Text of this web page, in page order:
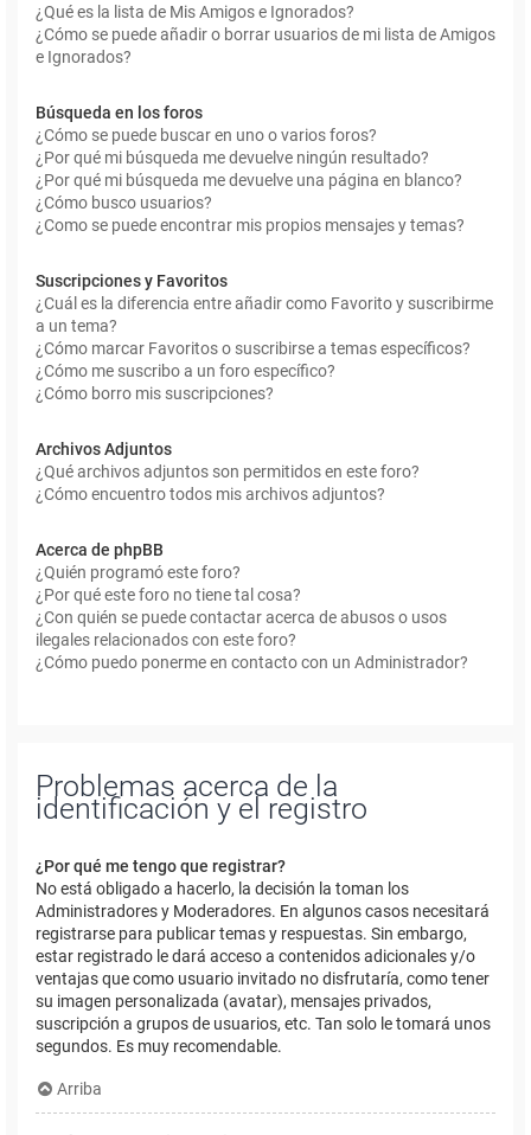
¿Qué es la lista de Mis Amigos e Ignorados?
¿Cómo se puede añadir o borrar usuarios de mi lista de Amigos
e Ignorados?
Búsqueda en los foros
¿Cómo se puede buscar en uno o varios foros?
¿Por qué mi búsqueda me devuelve ningún resultado?
¿Por qué mi búsqueda me devuelve una página en blanco?
¿Cómo busco usuarios?
¿Como se puede encontrar mis propios mensajes y temas?
Suscripciones y Favoritos
¿Cuál es la diferencia entre añadir como Favorito y suscribirme
a un tema?
¿Cómo marcar Favoritos o suscribirse a temas específicos?
¿Cómo me suscribo a un foro específico?
¿Cómo borro mis suscripciones?
Archivos Adjuntos
¿Qué archivos adjuntos son permitidos en este foro?
¿Cómo encuentro todos mis archivos adjuntos?
Acerca de phpBB
¿Quién programó este foro?
¿Por qué este foro no tiene tal cosa?
¿Con quién se puede contactar acerca de abusos o usos
ilegales relacionados con este foro?
¿Cómo puedo ponerme en contacto con un Administrador?
Problemas acerca de la
identificación y el registro
¿Por qué me tengo que registrar?
No está obligado a hacerlo, la decisión la toman los
Administradores y Moderadores. En algunos casos necesitará
registrarse para publicar temas y respuestas. Sin embargo,
estar registrado le dará acceso a contenidos adicionales y/o
ventajas que como usuario invitado no disfrutaría, como tener
su imagen personalizada (avatar), mensajes privados,
suscripción a grupos de usuarios, etc. Tan solo le tomará unos
segundos. Es muy recomendable.
Arriba